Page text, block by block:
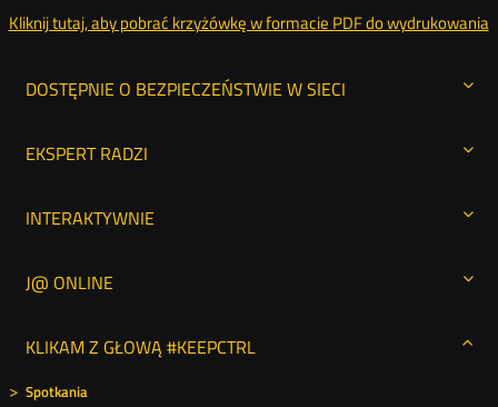
DOSTĘPNIE O BEZPIECZEŃSTWIE W SIECI
EKSPERT RADZI
INTERAKTYWNIE
J@ ONLINE
KLIKAM Z GŁOWĄ #KEEPCTRL
Spotkania
Kliknij tutaj, aby pobrać krzyżówkę w formacie PDF do wydrukowania